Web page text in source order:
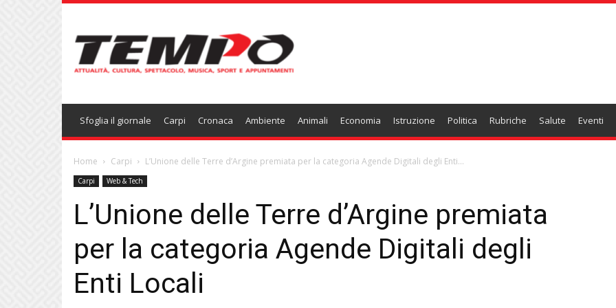
Sfoglia il giornale Carpi Cronaca Ambiente Animali Economia Istruzione Politica Rubriche Salute Eventi
Home Carpi L’Unione delle Terre d’Argine premiata per la categoria Agende Digitali degli Enti...
Carpi Web & Tech
L’Unione delle Terre d’Argine premiata
per la categoria Agende Digitali degli
Enti Locali